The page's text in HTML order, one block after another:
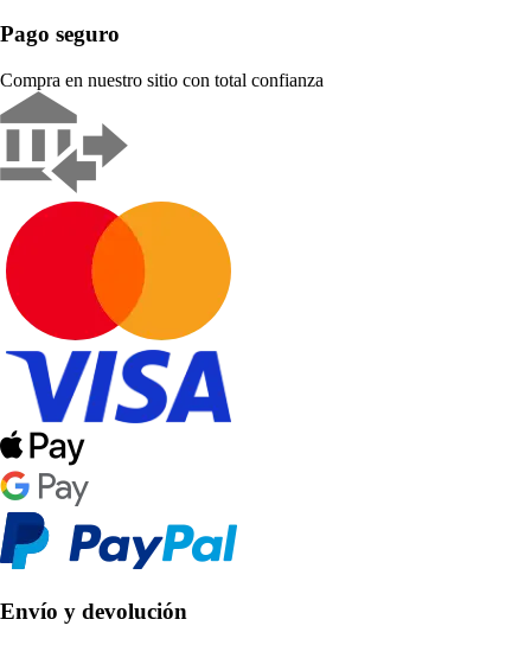
Pago seguro
Compra en nuestro sitio con total confianza
Envío y devolución